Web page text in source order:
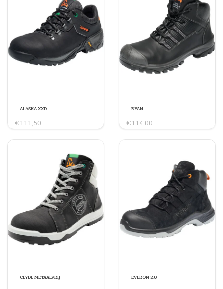
Breedtemaat
ALASKA XXD
€111,50
RYAN
€114,00
CLYDE METAALVRIJ EVERON 2.0